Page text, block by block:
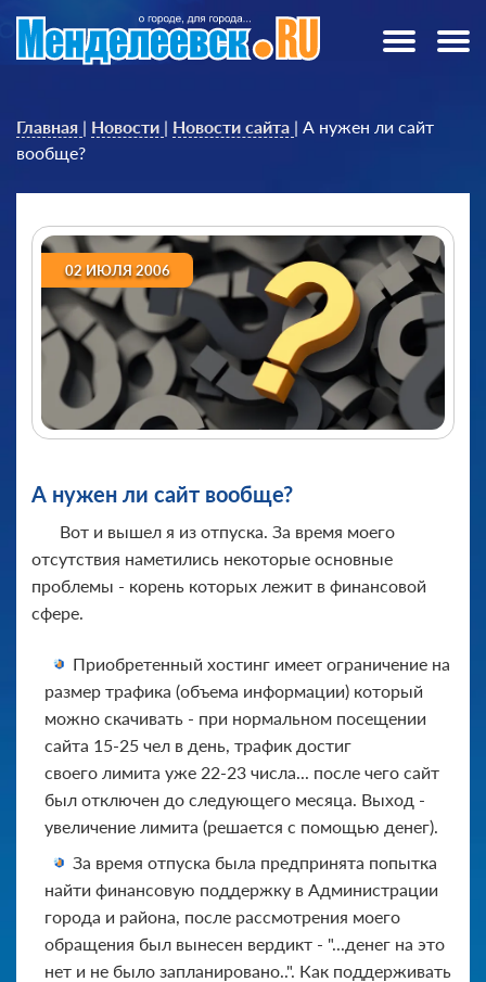
Главная | Новости | Новости сайта | А нужен ли сайт
вообще?
02 ИЮЛЯ 2006
А нужен ли сайт вообще?
Вот и вышел я из отпуска. За время моего
отсутствия наметились некоторые основные
проблемы - корень которых лежит в финансовой
сфере.
Приобретенный хостинг имеет ограничение на
размер трафика (объема информации) который
можно скачивать - при нормальном посещении
сайта 15-25 чел в день, трафик достиг
своего лимита уже 22-23 числа... после чего сайт
был отключен до следующего месяца. Выход -
увеличение лимита (решается с помощью денег).
За время отпуска была предпринята попытка
найти финансовую поддержку в Администрации
города и района, после рассмотрения моего
обращения был вынесен вердикт - "...денег на это
нет и не было запланировано..". Как поддерживать